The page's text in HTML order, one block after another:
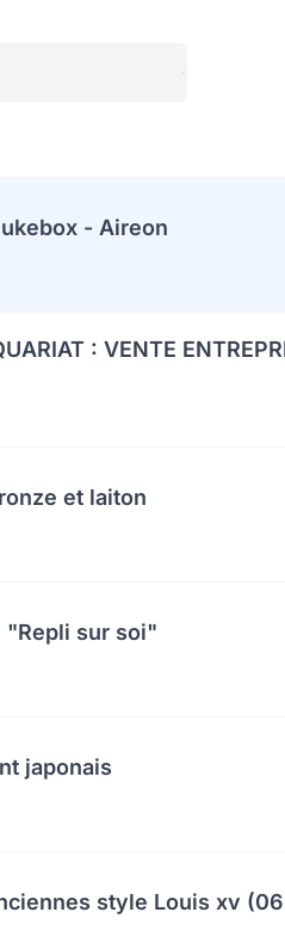
- Aireon
: VENTE
et laiton
"Repli sur soi"
japonais
style Louis xv